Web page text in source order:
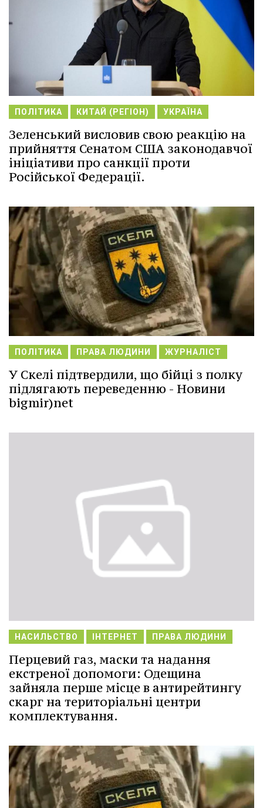
ПОЛІТИКА КИТАЙ (РЕГІОН) УКРАЇНА
Зеленський висловив свою реакцію на
прийняття Сенатом США законодавчої
ініціативи про санкції проти
Російської Федерації.
ПОЛІТИКА ПРАВА ЛЮДИНИ ЖУРНАЛІСТ
У Скелі підтвердили, що бійці з полку
підлягають переведенню - Новини
bigmir)net
НАСИЛЬСТВО ІНТЕРНЕТ ПРАВА ЛЮДИНИ
Перцевий газ, маски та надання
екстреної допомоги: Одещина
зайняла перше місце в антирейтингу
скарг на територіальні центри
комплектування.